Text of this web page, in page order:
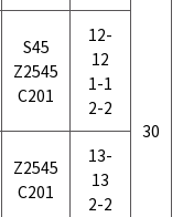
30
S45
Z2545
C201
12-
12
1-1
2-2
Z2545
C201
13-
13
2-2